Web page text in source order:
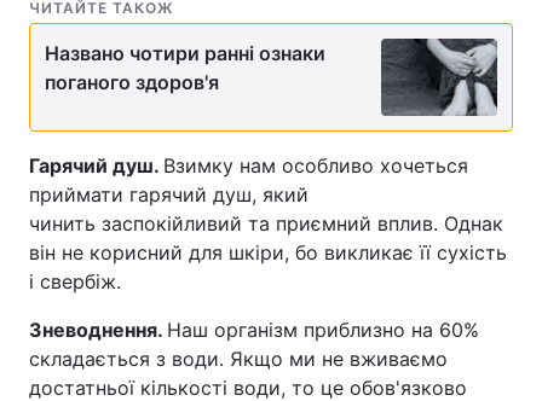
ЧИТАЙТЕ ТАКОЖ
Названо чотири ранні ознаки
поганого здоров'я
Гарячий душ. Взимку нам особливо хочеться
приймати гарячий душ, який
чинить заспокійливий та приємний вплив. Однак
він не корисний для шкіри, бо викликає її сухість
і свербіж.
Зневоднення. Наш організм приблизно на 60%
складається з води. Якщо ми не вживаємо
достатньої кількості води, то це обов'язково